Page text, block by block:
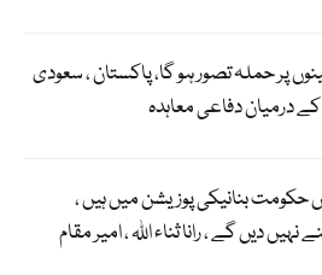
پر حملہ تصور ہو گا، پاکستان ، سعودی
درمیان دفاعی معاہدہ
حکومت بنانیکی پوزیشن میں ہیں ،
دیں گے ، رانا ثناء اللہ ، امیر مقام